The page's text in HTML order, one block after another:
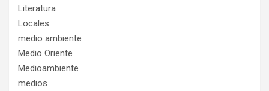
Literatura
Locales
medio ambiente
Medio Oriente
Medioambiente
medios